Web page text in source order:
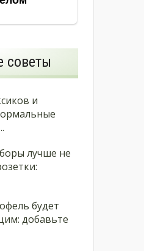
советы
и
лучше не
будет
добавьте